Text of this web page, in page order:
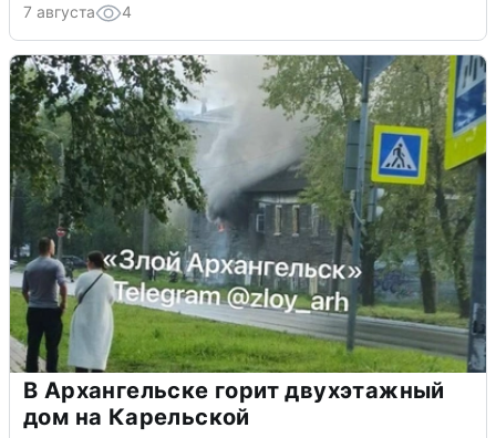
7 августа 4
В Архангельске горит двухэтажный
дом на Карельской